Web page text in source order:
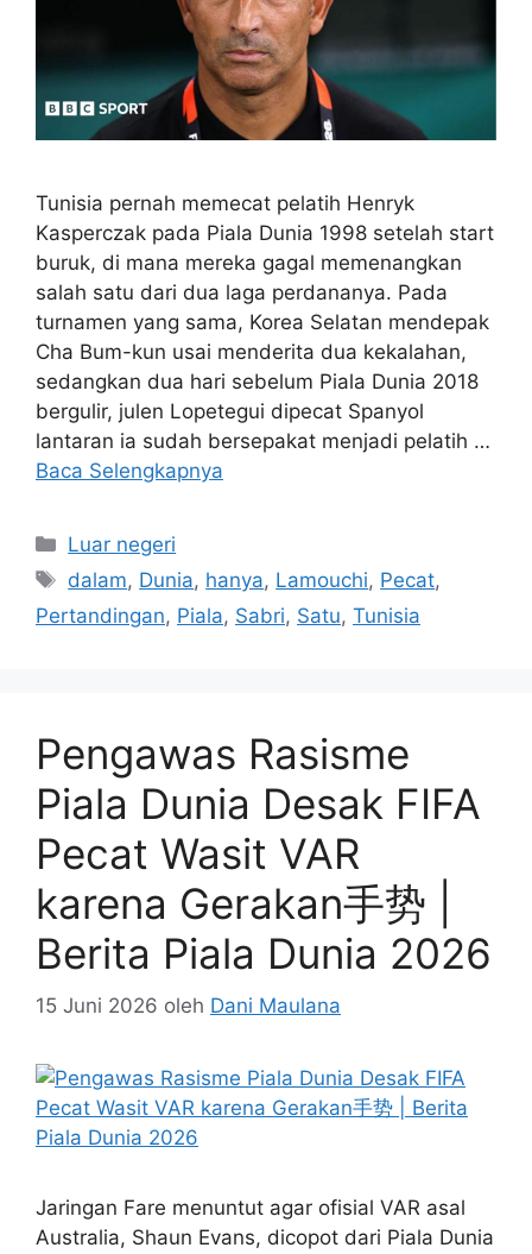
Tunisia pernah memecat pelatih Henryk
Kasperczak pada Piala Dunia 1998 setelah start
buruk, di mana mereka gagal memenangkan
salah satu dari dua laga perdananya. Pada
turnamen yang sama, Korea Selatan mendepak
Cha Bum-kun usai menderita dua kekalahan,
sedangkan dua hari sebelum Piala Dunia 2018
bergulir, julen Lopetegui dipecat Spanyol
lantaran ia sudah bersepakat menjadi pelatih …
Baca Selengkapnya
Kategori
Luar negeri
Tag
dalam, Dunia, hanya, Lamouchi, Pecat,
Pertandingan, Piala, Sabri, Satu, Tunisia
Pengawas Rasisme
Piala Dunia Desak FIFA
Pecat Wasit VAR
karena Gerakan手势 |
Berita Piala Dunia 2026
15 Juni 2026 oleh Dani Maulana
Jaringan Fare menuntut agar ofisial VAR asal
Australia, Shaun Evans, dicopot dari Piala Dunia